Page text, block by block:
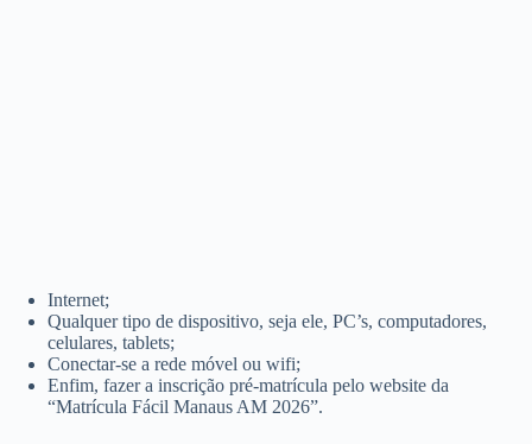
Internet;
Qualquer tipo de dispositivo, seja ele, PC’s, computadores,
celulares, tablets;
Conectar-se a rede móvel ou wifi;
Enfim, fazer a inscrição pré-matrícula pelo website da
“Matrícula Fácil Manaus AM 2026”.